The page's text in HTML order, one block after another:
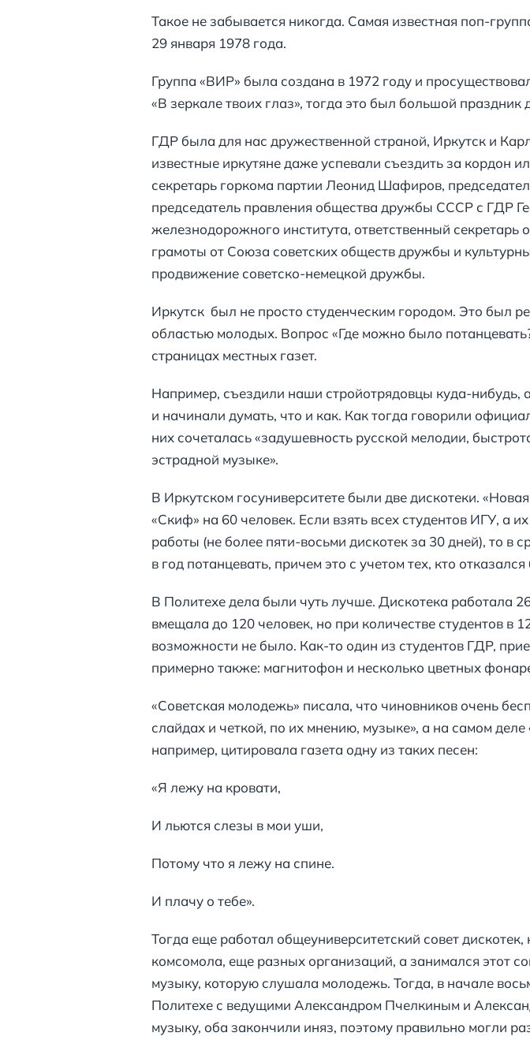
Такое не забывается никогда. Самая известная поп-
29 января 1978 года.
Группа «ВИР» была создана в 1972 году и
«В зеркале твоих глаз», тогда это был большой праздник
ГДР была для нас дружественной страной, Иркутск и
известные иркутяне даже успевали съездить за кордон
секретарь горкома партии Леонид Шафиров,
председатель правления общества дружбы СССР с ГДР
железнодорожного института, ответственный
грамоты от Союза советских обществ дружбы и
продвижение советско-немецкой дружбы.
Иркутск был не просто студенческим городом. Это был
областью молодых. Вопрос «Где можно было
страницах местных газет.
Например, съездили наши стройотрядовцы куда-нибудь,
и начинали думать, что и как. Как тогда говорили
них сочеталась «задушевность русской мелодии,
эстрадной музыке».
В Иркутском госуниверситете были две дискотеки.
«Скиф» на 60 человек. Если взять всех студентов ИГУ, а
работы (не более пяти-восьми дискотек за 30 дней), то в
в год потанцевать, причем это с учетом тех, кто
В Политехе дела были чуть лучше. Дискотека работала
вмещала до 120 человек, но при количестве студентов в
возможности не было. Как-то один из студентов ГДР,
примерно также: магнитофон и несколько цветных
«Советская молодежь» писала, что чиновников очень
слайдах и четкой, по их мнению, музыке», а на самом
например, цитировала газета одну из таких песен:
«Я лежу на кровати,
И льются слезы в мои уши,
Потому что я лежу на спине.
И плачу о тебе».
Тогда еще работал общеуниверситетский совет
комсомола, еще разных организаций, а занимался этот
музыку, которую слушала молодежь. Тогда, в начале
Политехе с ведущими Александром Пчелкиным и
музыку, оба закончили иняз, поэтому правильно могли